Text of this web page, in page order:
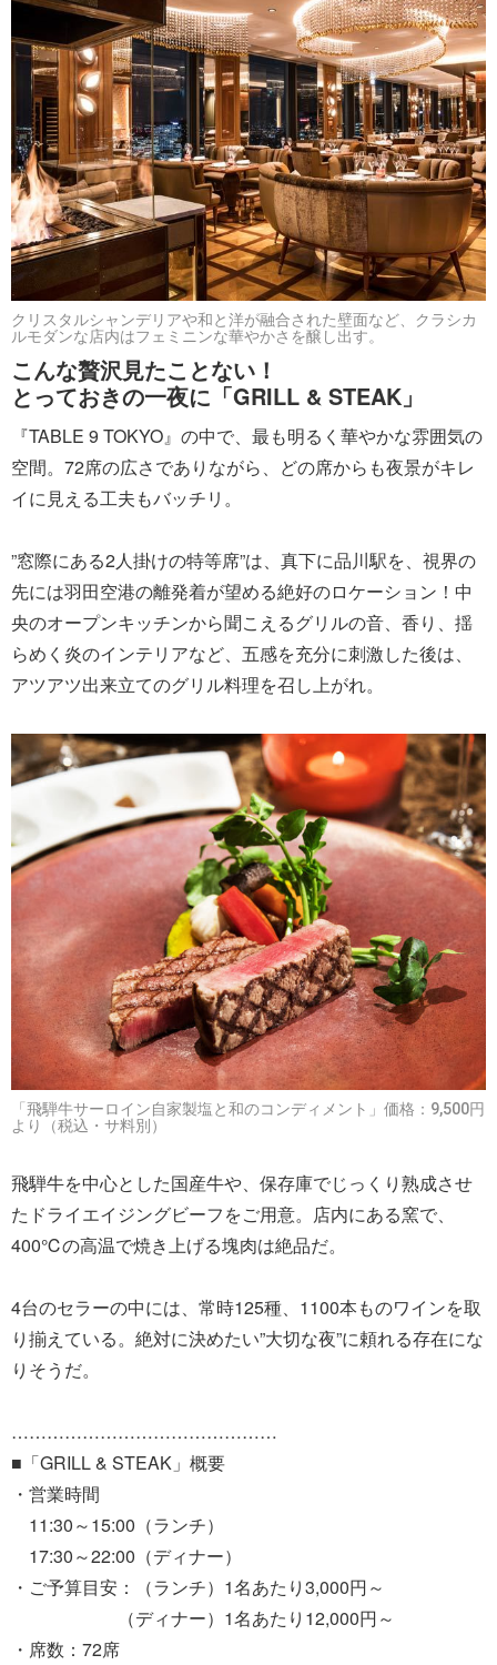
クリスタルシャンデリアや和と洋が融合された壁面など、クラシカ
ルモダンな店内はフェミニンな華やかさを醸し出す。
こんな贅沢見たことない！
とっておきの一夜に「GRILL & STEAK」
『TABLE 9 TOKYO』の中で、最も明るく華やかな雰囲気の
空間。72席の広さでありながら、どの席からも夜景がキレ
イに見える工夫もバッチリ。
”窓際にある2人掛けの特等席”は、真下に品川駅を、視界の
先には羽田空港の離発着が望める絶好のロケーション！中
央のオープンキッチンから聞こえるグリルの音、香り、揺
らめく炎のインテリアなど、五感を充分に刺激した後は、
アツアツ出来立てのグリル料理を召し上がれ。
「飛騨牛サーロイン自家製塩と和のコンディメント」価格：9,500円
より（税込・サ料別）
飛騨牛を中心とした国産牛や、保存庫でじっくり熟成させ
たドライエイジングビーフをご用意。店内にある窯で、
400℃の高温で焼き上げる塊肉は絶品だ。
4台のセラーの中には、常時125種、1100本ものワインを取
り揃えている。絶対に決めたい”大切な夜”に頼れる存在にな
りそうだ。
………………………………………
■「GRILL & STEAK」概要
・営業時間
11:30～15:00（ランチ）
17:30～22:00（ディナー）
・ご予算目安：（ランチ）1名あたり3,000円～
（ディナー）1名あたり12,000円～
・席数：72席